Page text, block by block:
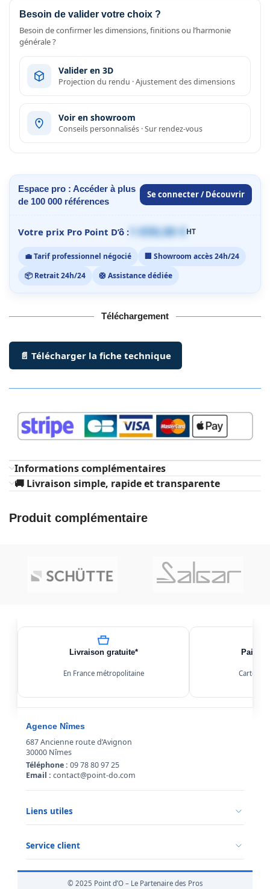
Besoin de valider votre choix ?
Besoin de confirmer les dimensions, finitions ou l’harmonie
générale ?
Valider en 3D
Projection du rendu · Ajustement des dimensions
Voir en showroom
Conseils personnalisés · Sur rendez-vous
Espace pro : Accéder à plus
de 100 000 références
Se connecter / Découvrir
Votre prix Pro Point D’ô : 1 059,00 €HT
💼 Tarif professionnel négocié
🏢 Showroom accès 24h/24
📦 Retrait 24h/24
🛟 Assistance dédiée
Téléchargement
📄 Télécharger la fiche technique
Informations complémentaires
🚚 Livraison simple, rapide et transparente
Produit complémentaire
Livraison gratuite*
En France métropolitaine Carte,
Agence Nîmes
687 Ancienne route d’Avignon
30000 Nîmes
Téléphone : 09 78 80 97 25
Email : contact@point-do.com
Liens utiles
Conditions générales de vente
Mentions légales
Service client
Informations livraison© 2025 Point d’O – Le Partenaire des Pros